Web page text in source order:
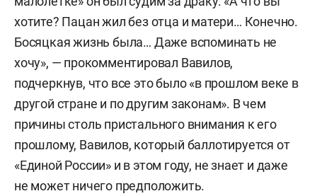
хотите? Пацан жил без отца и матери… Конечно.
Босяцкая жизнь была… Даже вспоминать не
хочу», — прокомментировал Вавилов,
подчеркнув, что все это было «в прошлом веке в
другой стране и по другим законам». В чем
причины столь пристального внимания к его
прошлому, Вавилов, который баллотируется от
«Единой России» и в этом году, не знает и даже
не может ничего предположить.